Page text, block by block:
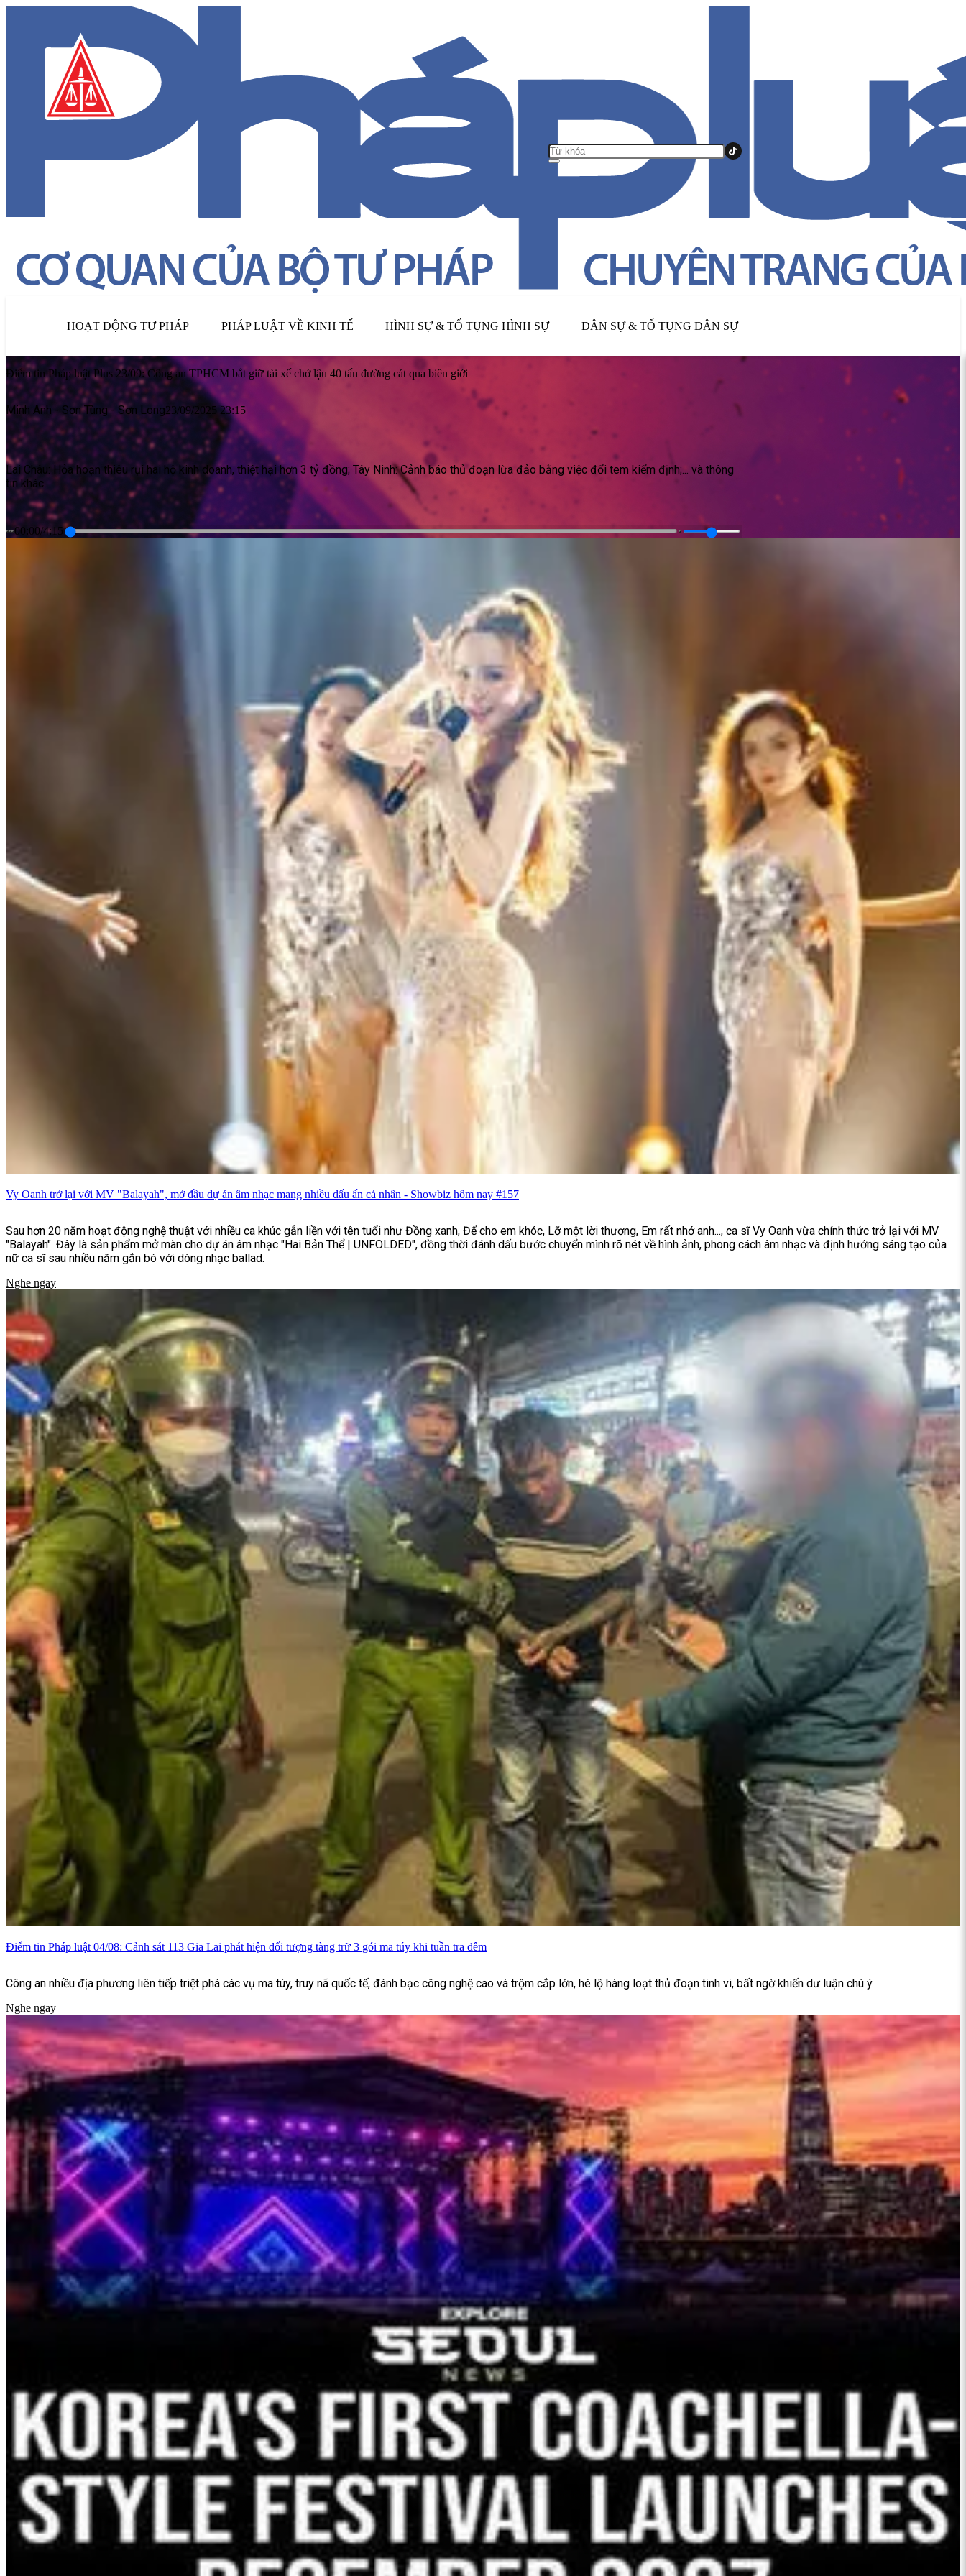
HOẠT ĐỘNG TƯ PHÁP PHÁP LUẬT VỀ KINH TẾ HÌNH SỰ & TỐ TỤNG HÌNH SỰ DÂN SỰ & TỐ TỤNG DÂN SỰ
Điểm tin Pháp luật Plus 23/09: Công an TPHCM bắt giữ tài xế chở lậu 40 tấn đường cát qua biên giới
Minh Anh - Sơn Tùng - Sơn Long23/09/2025 23:15
Lai Châu: Hỏa hoạn thiêu rụi hai hộ kinh doanh, thiệt hại hơn 3 tỷ đồng; Tây Ninh: Cảnh báo thủ đoạn lừa đảo bằng việc đổi tem kiểm định;... và thông
tin khác.
00:00/4:15
Vy Oanh trở lại với MV "Balayah", mở đầu dự án âm nhạc mang nhiều dấu ấn cá nhân - Showbiz hôm nay #157
Sau hơn 20 năm hoạt động nghệ thuật với nhiều ca khúc gắn liền với tên tuổi như Đồng xanh, Để cho em khóc, Lỡ một lời thương, Em rất nhớ anh..., ca sĩ Vy Oanh vừa chính thức trở lại với MV
"Balayah". Đây là sản phẩm mở màn cho dự án âm nhạc "Hai Bản Thể | UNFOLDED", đồng thời đánh dấu bước chuyển mình rõ nét về hình ảnh, phong cách âm nhạc và định hướng sáng tạo của
nữ ca sĩ sau nhiều năm gắn bó với dòng nhạc ballad.
Nghe ngay
Điểm tin Pháp luật 04/08: Cảnh sát 113 Gia Lai phát hiện đối tượng tàng trữ 3 gói ma túy khi tuần tra đêm
Công an nhiều địa phương liên tiếp triệt phá các vụ ma túy, truy nã quốc tế, đánh bạc công nghệ cao và trộm cắp lớn, hé lộ hàng loạt thủ đoạn tinh vi, bất ngờ khiến dư luận chú ý.
Nghe ngay